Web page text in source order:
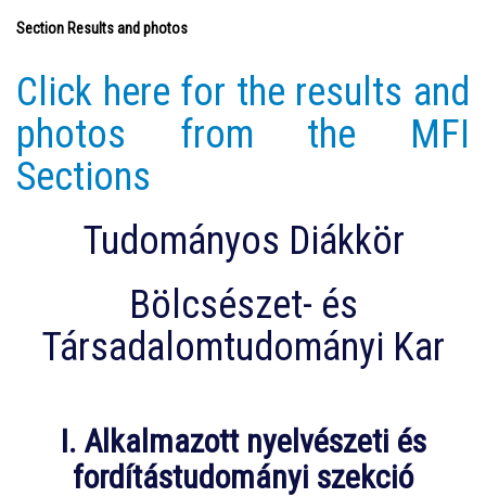
Section Results and photos
Click here for the results and
photos from the MFI
Sections
Tudományos Diákkör
Bölcsészet- és
Társadalomtudományi Kar
I. Alkalmazott nyelvészeti és
fordítástudományi szekció